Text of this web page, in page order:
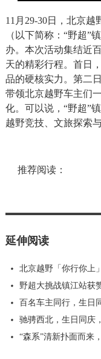
11月29-30日，北京越
（以下简称：“野超”
办。本次活动集结近
天的精彩行程。首日
品的硬核实力。第二
带领北京越野车主们
化。可以说，“野超”
越野竞技、文旅探索
推荐阅读：
延伸阅读
北京越野「你行你上
野超大挑战镇江站获
百名车主同行，生日
驰骋西北，生日同庆
“森系”清新扑面而来